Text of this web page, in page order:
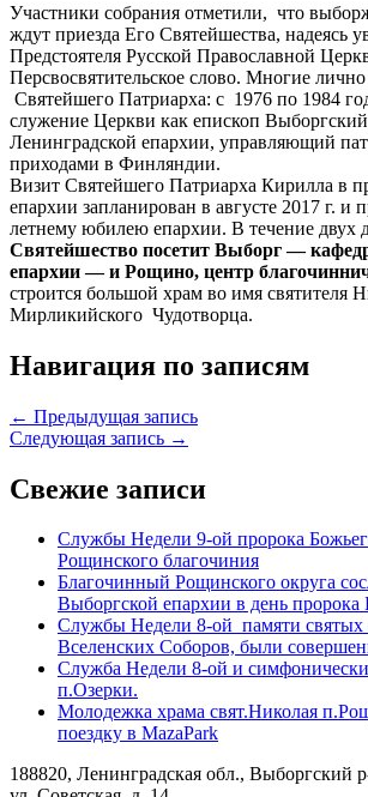
Участники собрания отметили, что
ждут приезда Его Святейшества, надеясь
Предстоятеля Русской Православной
Персвосвятительское слово. Многие
Святейшего Патриарха: с 1976 по 1984
служение Церкви как епископ
Ленинградской епархии, управляющий
приходами в Финляндии.
Визит Святейшего Патриарха Кирилла в
епархии запланирован в августе 2017 г. и
летнему юбилею епархии. В течение двух
Святейшество посетит Выборг —
епархии — и Рощино, центр
строится большой храм во имя святителя
Мирликийского Чудотворца.
Навигация по записям
← Предыдущая запись
Следующая запись →
Свежие записи
Службы Недели 9-ой пророка
Рощинского благочиния
Благочинный Рощинского округа
Выборгской епархии в день
Службы Недели 8-ой памяти святых
Вселенских Соборов, были
Служба Недели 8-ой и
п.Озерки.
Молодежка храма свят.Николая
поездку в MazaPark
188820, Ленинградская обл., Выборгский